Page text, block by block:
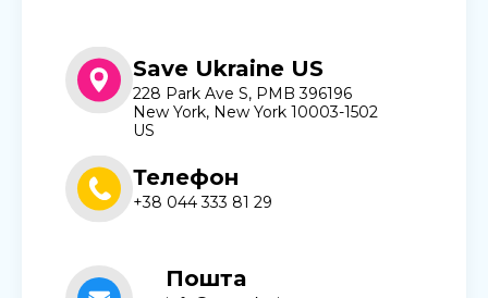
Save Ukraine US
228 Park Ave S, PMB 396196
New York, New York 10003-1502
US
Телефон
+38 044 333 81 29
Пошта